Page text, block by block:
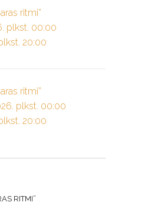
ritmi”
plkst. 00:00
20:00
ritmi”
plkst. 00:00
20:00
RITMI”